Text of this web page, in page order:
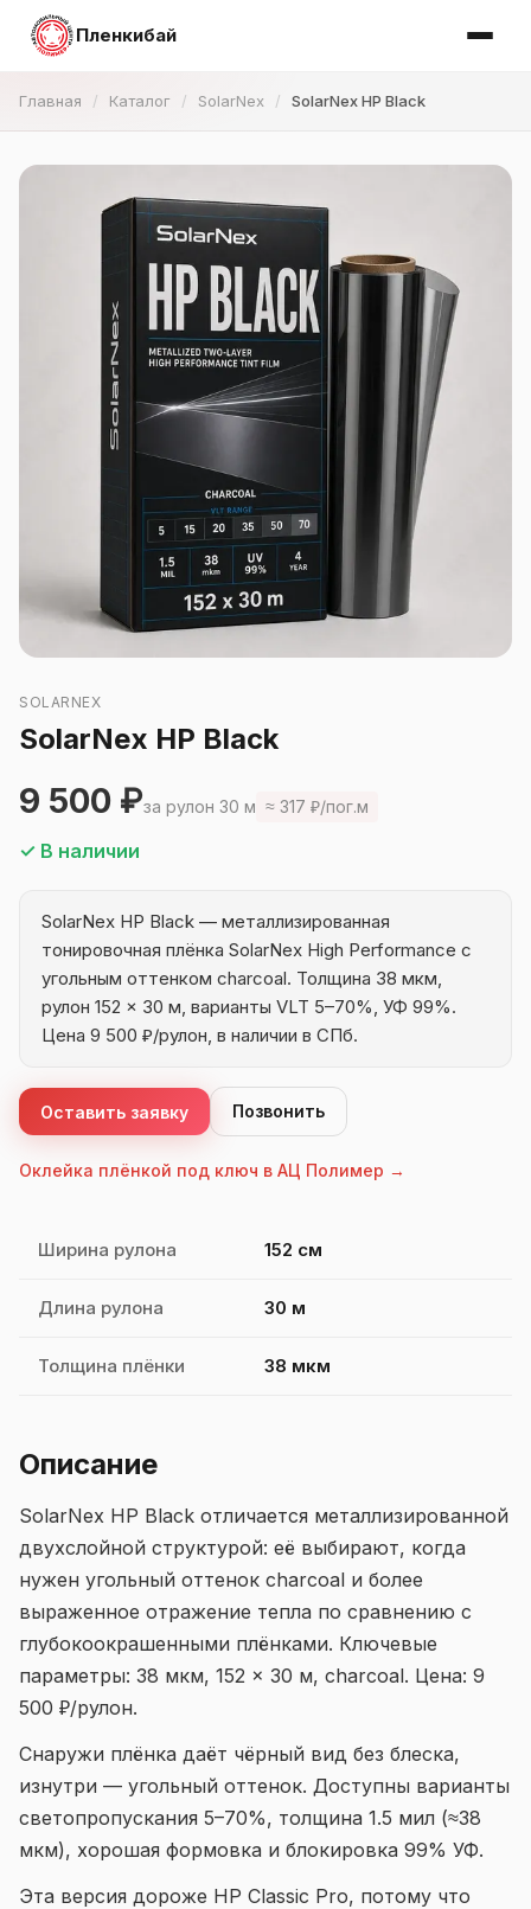
Пленкибай
Главная Каталог SolarNex SolarNex HP Black
SOLARNEX
SolarNex HP Black
9 500 ₽за рулон 30 м ≈ 317 ₽/пог.м
✓ В наличии
SolarNex HP Black — металлизированная
тонировочная плёнка SolarNex High Performance с
угольным оттенком charcoal. Толщина 38 мкм,
рулон 152 × 30 м, варианты VLT 5–70%, УФ 99%.
Цена 9 500 ₽/рулон, в наличии в СПб.
Оставить заявку Позвонить
Оклейка плёнкой под ключ в АЦ Полимер →
Ширина рулона 152 см
Длина рулона 30 м
Толщина плёнки 38 мкм
Описание
SolarNex HP Black отличается металлизированной
двухслойной структурой: её выбирают, когда
нужен угольный оттенок charcoal и более
выраженное отражение тепла по сравнению с
глубокоокрашенными плёнками. Ключевые
параметры: 38 мкм, 152 × 30 м, charcoal. Цена: 9
500 ₽/рулон.
Снаружи плёнка даёт чёрный вид без блеска,
изнутри — угольный оттенок. Доступны варианты
светопропускания 5–70%, толщина 1.5 мил (≈38
мкм), хорошая формовка и блокировка 99% УФ.
Эта версия дороже HP Classic Pro, потому что